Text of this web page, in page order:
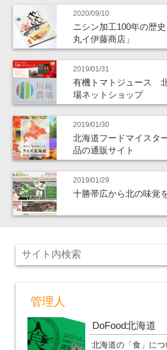
2020/09/10
ニシン加工100年の歴
丸イ伊藤商店」
2019/01/31
有機トマトジュース
場ネットショップ
2019/01/30
北海道フードマイスタ
品の通販サイト
2019/01/29
十勝帯広から北の味覚
管理人
DoFood北海道
北海道の「食」に